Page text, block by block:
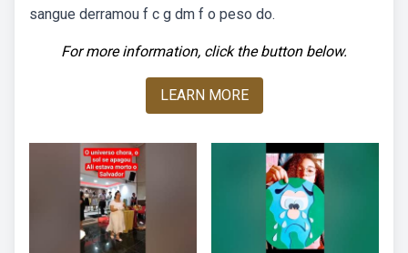
sangue derramou f c g dm f o peso do.
For more information, click the button below.
LEARN MORE